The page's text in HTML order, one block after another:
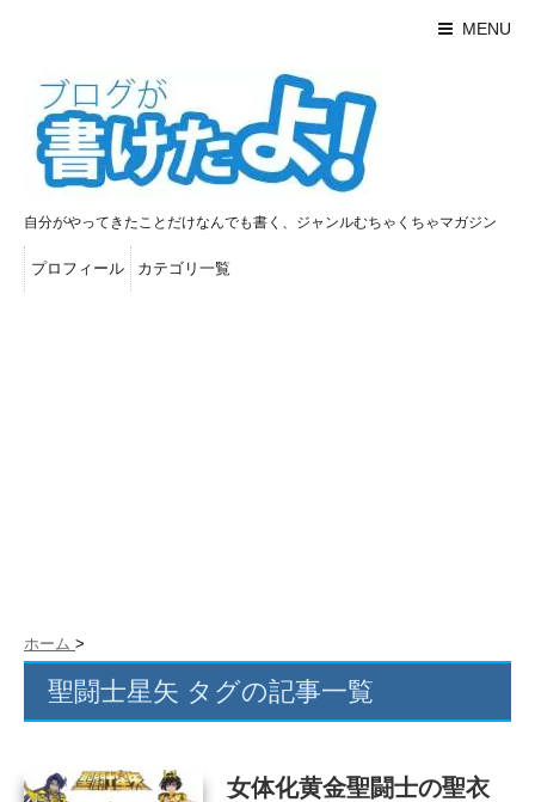
MENU
自分がやってきたことだけなんでも書く、ジャンルむちゃくちゃマガジン
プロフィール カテゴリ一覧
ホーム >
聖闘士星矢 タグの記事一覧
女体化黄金聖闘士の聖衣